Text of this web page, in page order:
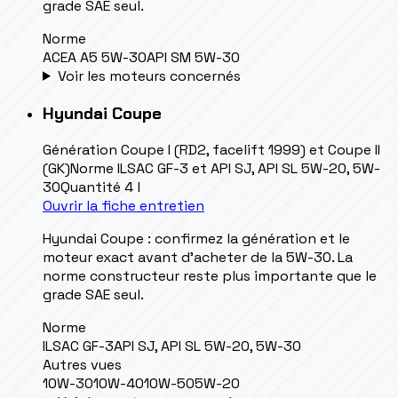
grade SAE seul.
Norme
ACEA A5 5W-30API SM 5W-30
Voir les moteurs concernés
Hyundai Coupe
Génération Coupe I (RD2, facelift 1999) et Coupe II
(GK)Norme ILSAC GF-3 et API SJ, API SL 5W-20, 5W-
30Quantité 4 l
Ouvrir la fiche entretien
Hyundai Coupe : confirmez la génération et le
moteur exact avant d’acheter de la 5W-30. La
norme constructeur reste plus importante que le
grade SAE seul.
Norme
ILSAC GF-3API SJ, API SL 5W-20, 5W-30
Autres vues
10W-3010W-4010W-505W-20